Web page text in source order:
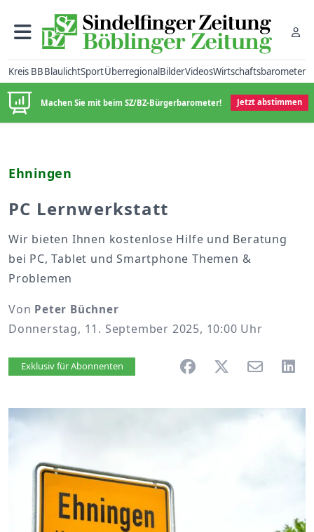
Kreis BBBlaulichtSportÜberregionalBilderVideosWirtschaftsbarometer
Machen Sie mit beim SZ/BZ-Bürgerbarometer! Jetzt abstimmen
Ehningen
PC Lernwerkstatt
Wir bieten Ihnen kostenlose Hilfe und Beratung
bei PC, Tablet und Smartphone Themen &
Problemen
Von Peter Büchner
Donnerstag, 11. September 2025, 10:00 Uhr
Artikel vorlesen
Exklusiv für Abonnenten